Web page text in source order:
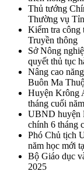
Thủ tướng
Thường vụ
Kiểm tra công
Truyền thông
Sở Nông
quyết thủ tục
Nâng cao
Buôn Ma
Huyện Krông
tháng cuối
UBND huyện
chính 6 tháng
Phó Chủ tịch
năm học mới
Bộ Giáo dục
2025